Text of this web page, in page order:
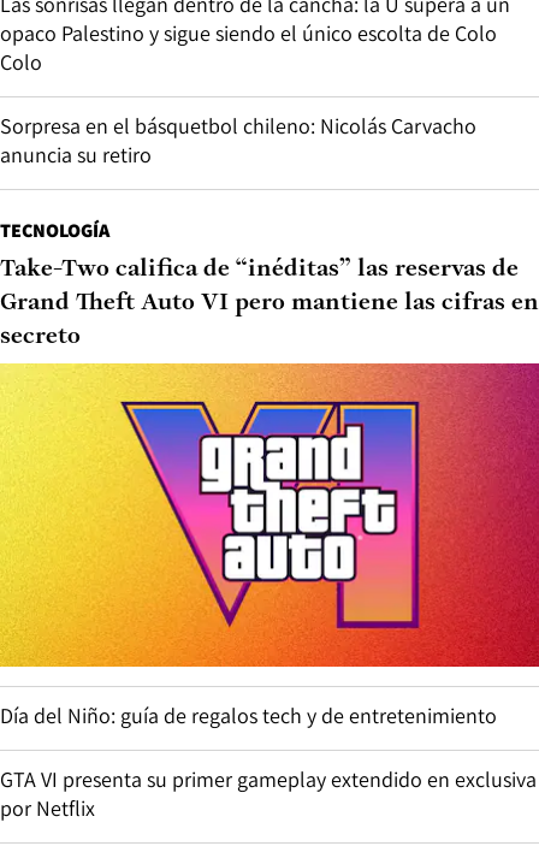
opaco Palestino y sigue siendo el único escolta de Colo
Colo
Sorpresa en el básquetbol chileno: Nicolás Carvacho
anuncia su retiro
TECNOLOGÍA
Take-Two califica de “inéditas” las reservas de
Grand Theft Auto VI pero mantiene las cifras en
secreto
Día del Niño: guía de regalos tech y de entretenimiento
GTA VI presenta su primer gameplay extendido en exclusiva
por Netflix